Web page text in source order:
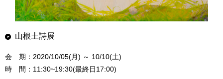
山根土詩展
会 期：2020/10/05(月) ～ 10/10(土)
時 間：11:30~19:30(最終日17:00)